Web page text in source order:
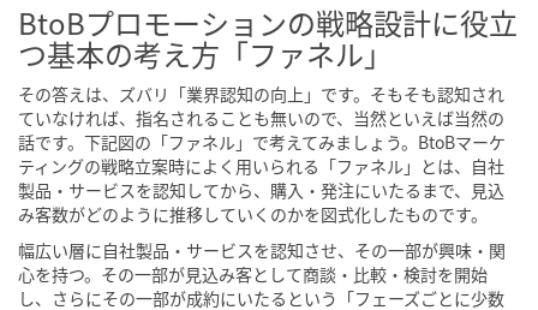
BtoBプロモーションの戦略設計に役立
つ基本の考え方「ファネル」
その答えは、ズバリ「業界認知の向上」です。そもそも認知され
ていなければ、指名されることも無いので、当然といえば当然の
話です。下記図の「ファネル」で考えてみましょう。BtoBマーケ
ティングの戦略立案時によく用いられる「ファネル」とは、自社
製品・サービスを認知してから、購入・発注にいたるまで、見込
み客数がどのように推移していくのかを図式化したものです。
幅広い層に自社製品・サービスを認知させ、その一部が興味・関
心を持つ。その一部が見込み客として商談・比較・検討を開始
し、さらにその一部が成約にいたるという「フェーズごとに少数